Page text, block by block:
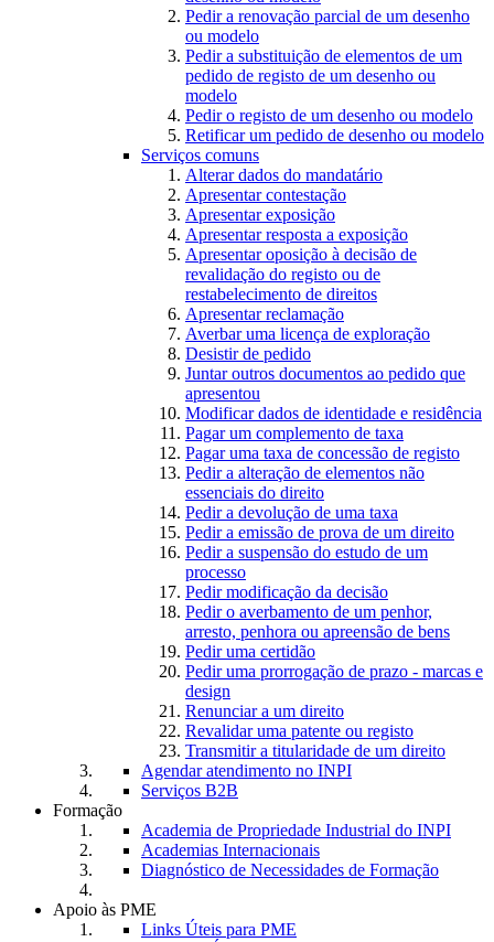
Pedir a renovação parcial de um desenho
ou modelo
Pedir a substituição de elementos de um
pedido de registo de um desenho ou
modelo
Pedir o registo de um desenho ou modelo
Retificar um pedido de desenho ou modelo
Serviços comuns
Alterar dados do mandatário
Apresentar contestação
Apresentar exposição
Apresentar resposta a exposição
Apresentar oposição à decisão de
revalidação do registo ou de
restabelecimento de direitos
Apresentar reclamação
Averbar uma licença de exploração
Desistir de pedido
Juntar outros documentos ao pedido que
apresentou
Modificar dados de identidade e residência
Pagar um complemento de taxa
Pagar uma taxa de concessão de registo
Pedir a alteração de elementos não
essenciais do direito
Pedir a devolução de uma taxa
Pedir a emissão de prova de um direito
Pedir a suspensão do estudo de um
processo
Pedir modificação da decisão
Pedir o averbamento de um penhor,
arresto, penhora ou apreensão de bens
Pedir uma certidão
Pedir uma prorrogação de prazo - marcas e
design
Renunciar a um direito
Revalidar uma patente ou registo
Transmitir a titularidade de um direito
Agendar atendimento no INPI
Serviços B2B
Formação
Academia de Propriedade Industrial do INPI
Academias Internacionais
Diagnóstico de Necessidades de Formação
Apoio às PME
Links Úteis para PME